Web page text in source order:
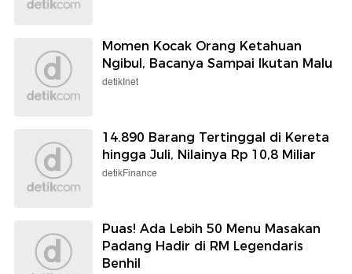
Momen Kocak Orang Ketahuan
Ngibul, Bacanya Sampai Ikutan Malu
detikInet
14.890 Barang Tertinggal di Kereta
hingga Juli, Nilainya Rp 10,8 Miliar
detikFinance
Puas! Ada Lebih 50 Menu Masakan
Padang Hadir di RM Legendaris
Benhil